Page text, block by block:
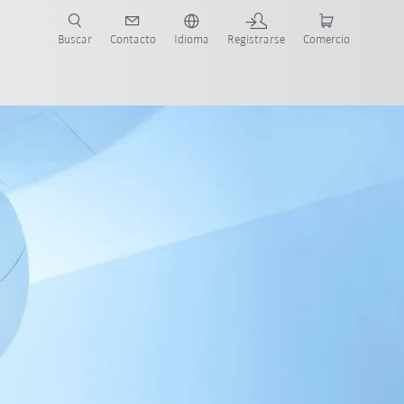
Buscar Contacto Idioma Registrarse Comercio